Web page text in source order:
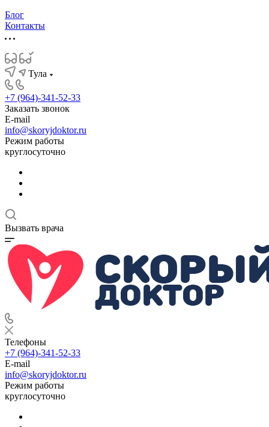
Блог
Контакты
Тула
+7 (964)-341-52-33
Заказать звонок
E-mail
info@skoryjdoktor.ru
Режим работы
круглосуточно
Вызвать врача
Телефоны
+7 (964)-341-52-33
E-mail
info@skoryjdoktor.ru
Режим работы
круглосуточно